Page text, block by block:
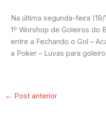
Na última segunda-feira
1º Worshop de Goleiros do
entre a Fechando o Gol –
a Poker – Luvas para
← Post anterior